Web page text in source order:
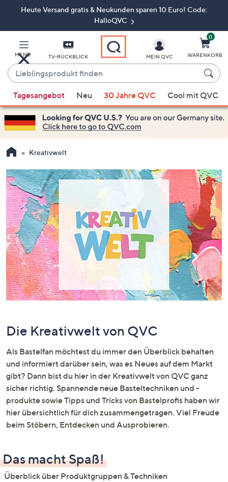
ZumHeute Versand gratis & Neukunden sparen 10 Euro! Code:
HalloQVC
MENÜ TV-RÜCKBLICK
Lieblingsprodukt
finden
Vorschläge
verfügbar
sind,
verwenden
Sie
Pfeiltasten
nach
oben
und
nach
unten
oder
wischen
Sie
auf
Touch-
links
rechts,
um
diese
anzuzeigen.
MEIN QVC
0
WARENKORB
Tagesangebot Neu 30 Jahre QVC Cool mit QVC
Kreativwelt
Die Kreativwelt von QVC
Als Bastelfan möchtest du immer den Überblick behalten
und informiert darüber sein, was es Neues auf dem Markt
gibt? Dann bist du hier in der Kreativwelt von QVC ganz
sicher richtig. Spannende neue Basteltechniken und -
produkte sowie Tipps und Tricks von Bastelprofis haben wir
hier übersichtlich für dich zusammengetragen. Viel Freude
beim Stöbern, Entdecken und Ausprobieren.
Das macht Spaß!
Überblick über Produktgruppen & Techniken